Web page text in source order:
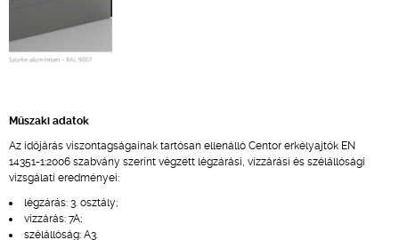
Műszaki adatok
Az időjárás viszontagságainak tartósan ellenálló Centor erkélyajtók EN
14351-1:2006 szabvány szerint végzett légzárási, vízzárási és szélállósági
vizsgálati eredményei:
légzárás: 3. osztály;
vízzárás: 7A;
szélállóság: A3.